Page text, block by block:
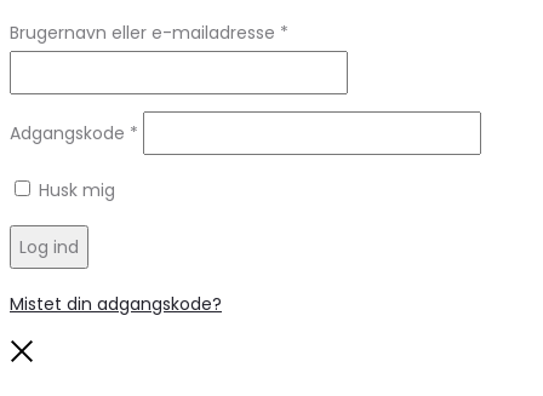
Brugernavn eller e-mailadresse *
Adgangskode *
Husk mig
Log ind
Mistet din adgangskode?